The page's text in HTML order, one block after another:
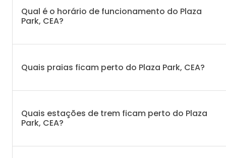
Qual é o horário de funcionamento do Plaza
Park, CEA?
Quais praias ficam perto do Plaza Park, CEA?
Quais estações de trem ficam perto do Plaza
Park, CEA?